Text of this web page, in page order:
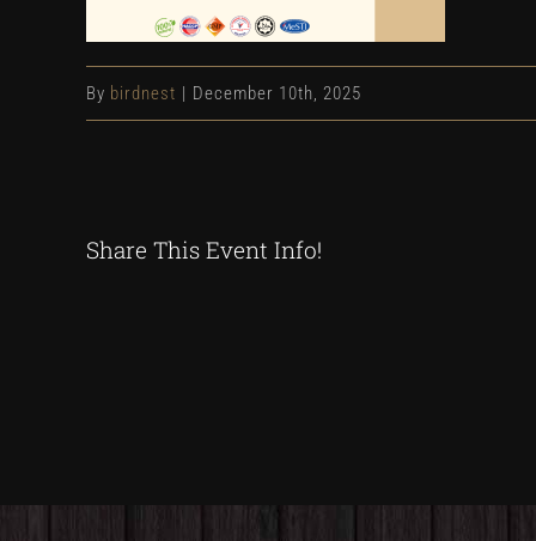
By birdnest | December 10th, 2025
Share This Event Info!